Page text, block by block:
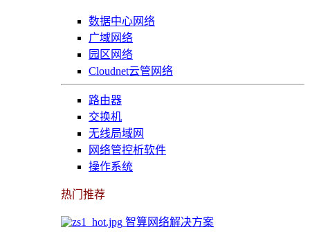
数据中心网络
广域网络
园区网络
Cloudnet云管网络
路由器
交换机
无线局域网
网络管控析软件
操作系统
热门推荐
智算网络解决方案